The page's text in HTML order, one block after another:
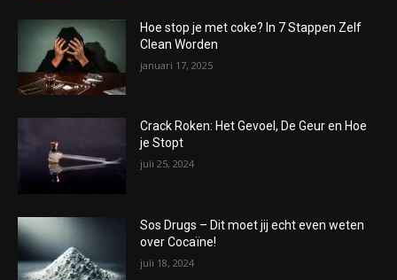
Hoe stop je met coke? In 7 Stappen Zelf
Clean Worden
januari 17, 2025
Crack Roken: Het Gevoel, De Geur en Hoe
je Stopt
juli 25, 2024
Sos Drugs – Dit moet jij echt even weten
over Cocaïne!
juli 18, 2024